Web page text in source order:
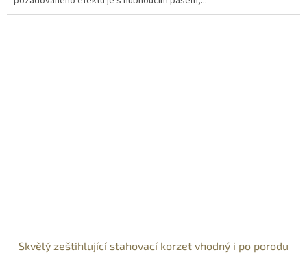
Skvělý zeštíhlující stahovací korzet vhodný i po porodu